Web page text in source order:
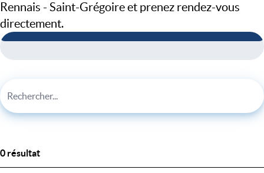
Rennais - Saint-Grégoire et prenez rendez-vous
directement.
0 résultat